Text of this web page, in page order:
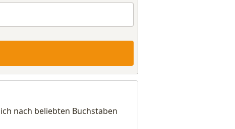
nach beliebten Buchstaben